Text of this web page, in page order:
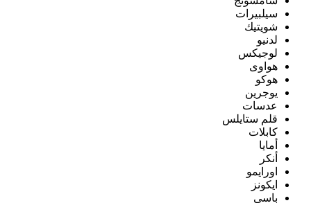
سيلبيرات
شويتيك
لدنيو
لوجيكس
هواوى
هوكو
يوجرين
عدسات
قلم ستايلس
كابلات
أمايا
أنكر
اورايمو
ايكونز
باسى